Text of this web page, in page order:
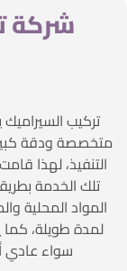
شركة
تركيب
متخصصة ودقة
التنفيذ، لهذا
تلك الخدمة
المواد المحلية
لمدة طويلة، كما
سواء عادي